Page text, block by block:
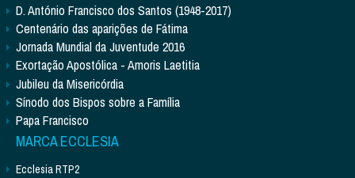
D. António Francisco dos Santos (1948-2017)
Centenário das aparições de Fátima
Jornada Mundial da Juventude 2016
Exortação Apostólica - Amoris Laetitia
Jubileu da Misericórdia
Sínodo dos Bispos sobre a Família
Papa Francisco
MARCA ECCLESIA
Ecclesia RTP2